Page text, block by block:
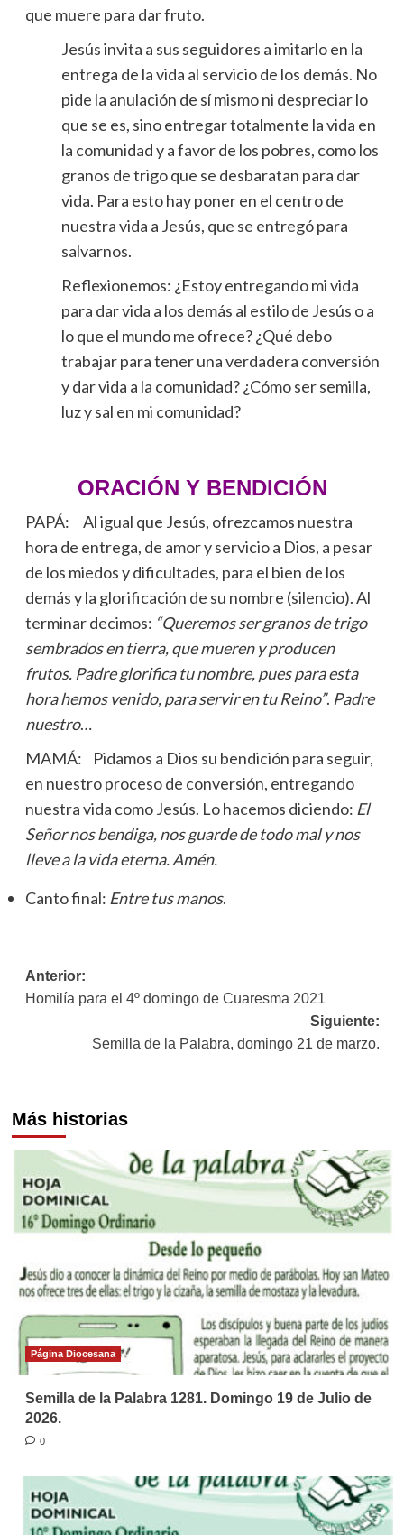
que muere para dar fruto.
Jesús invita a sus seguidores a imitarlo en la
entrega de la vida al servicio de los demás. No
pide la anulación de sí mismo ni despreciar lo
que se es, sino entregar totalmente la vida en
la comunidad y a favor de los pobres, como los
granos de trigo que se desbaratan para dar
vida. Para esto hay poner en el centro de
nuestra vida a Jesús, que se entregó para
salvarnos.
Reflexionemos: ¿Estoy entregando mi vida
para dar vida a los demás al estilo de Jesús o a
lo que el mundo me ofrece? ¿Qué debo
trabajar para tener una verdadera conversión
y dar vida a la comunidad? ¿Cómo ser semilla,
luz y sal en mi comunidad?
ORACIÓN Y BENDICIÓN
PAPÁ: Al igual que Jesús, ofrezcamos nuestra
hora de entrega, de amor y servicio a Dios, a pesar
de los miedos y dificultades, para el bien de los
demás y la glorificación de su nombre (silencio). Al
terminar decimos: “Queremos ser granos de trigo
sembrados en tierra, que mueren y producen
frutos. Padre glorifica tu nombre, pues para esta
hora hemos venido, para servir en tu Reino”. Padre
nuestro…
MAMÁ: Pidamos a Dios su bendición para seguir,
en nuestro proceso de conversión, entregando
nuestra vida como Jesús. Lo hacemos diciendo: El
Señor nos bendiga, nos guarde de todo mal y nos
lleve a la vida eterna. Amén.
Canto final: Entre tus manos.
Navegación
de
entradas
Anterior:
Homilía para el 4º domingo de Cuaresma 2021
Siguiente:
Semilla de la Palabra, domingo 21 de marzo.
Más historias
Página Diocesana
Semilla de la Palabra 1281. Domingo 19 de Julio de
2026.
0